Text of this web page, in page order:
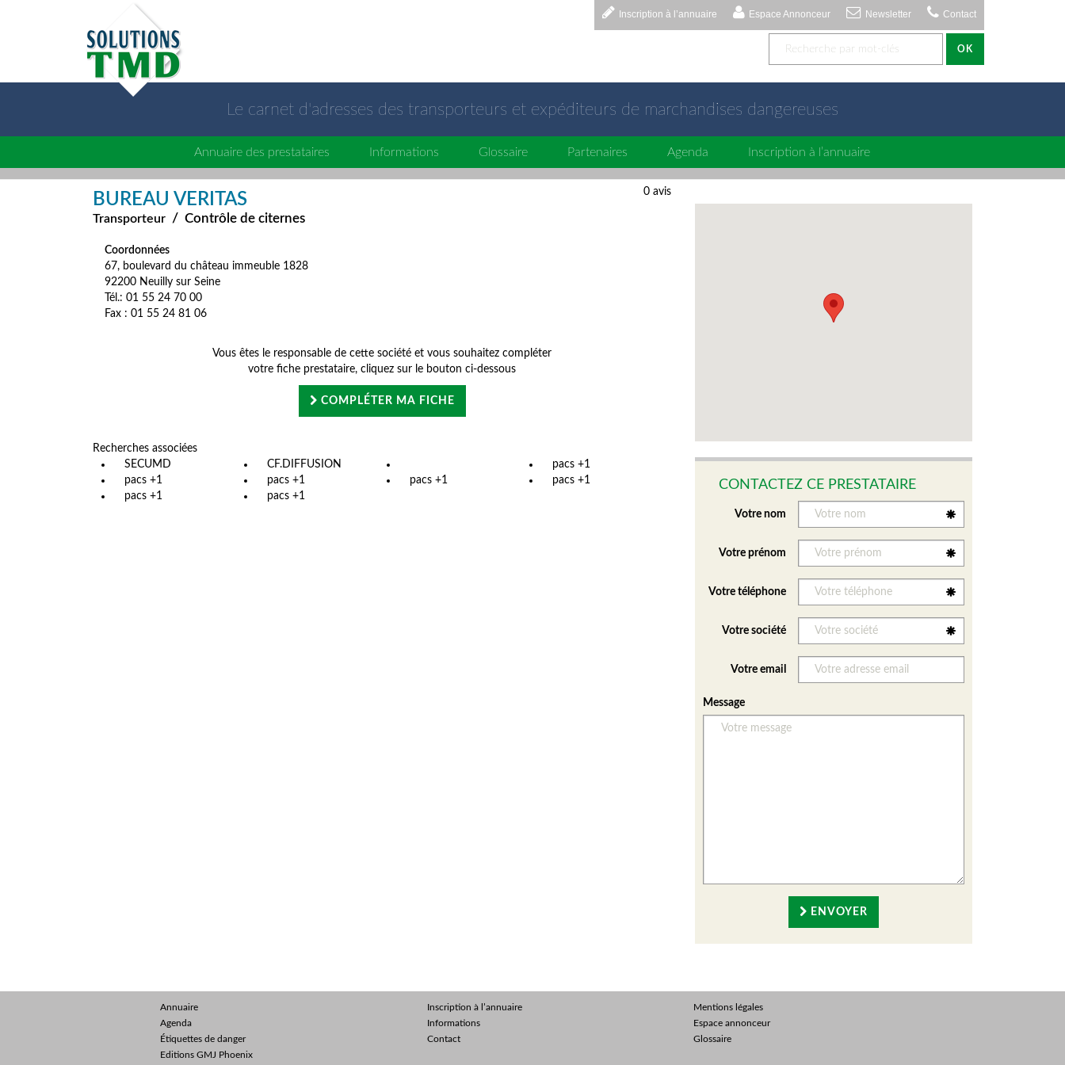
Inscription à l’annuaire Espace Annonceur Newsletter Contact
OK
Le carnet d'adresses des transporteurs et expéditeurs de marchandises dangereuses
Annuaire des prestataires Informations Glossaire Partenaires Agenda Inscription à l’annuaire
BUREAU VERITAS
Transporteur / Contrôle de citernes
0 avis
Coordonnées
67, boulevard du château immeuble 1828
92200 Neuilly sur Seine
Tél.: 01 55 24 70 00
Fax : 01 55 24 81 06
Vous êtes le responsable de cette société et vous souhaitez compléter
votre fiche prestataire, cliquez sur le bouton ci-dessous
COMPLÉTER MA FICHE
Recherches associées
SECUMD
CF.DIFFUSION
pacs +1
pacs +1
pacs +1 pacs +1
pacs +1
pacs +1
pacs +1
CONTACTEZ CE PRESTATAIRE
Votre nom
Votre prénom
Votre téléphone
Votre société
Votre email
Message
ENVOYER
Annuaire Inscription à l’annuaire
Mentions légales
Agenda
Informations
Espace annonceur
Étiquettes de danger
Contact
Glossaire
Editions GMJ Phoenix